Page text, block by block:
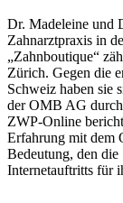
Dr. Madeleine und
Zahnarztpraxis in
„Zahnboutique“
Zürich. Gegen die
Schweiz haben sie
der OMB AG
ZWP-Online
Erfahrung mit dem
Bedeutung, den
Internetauftritts für